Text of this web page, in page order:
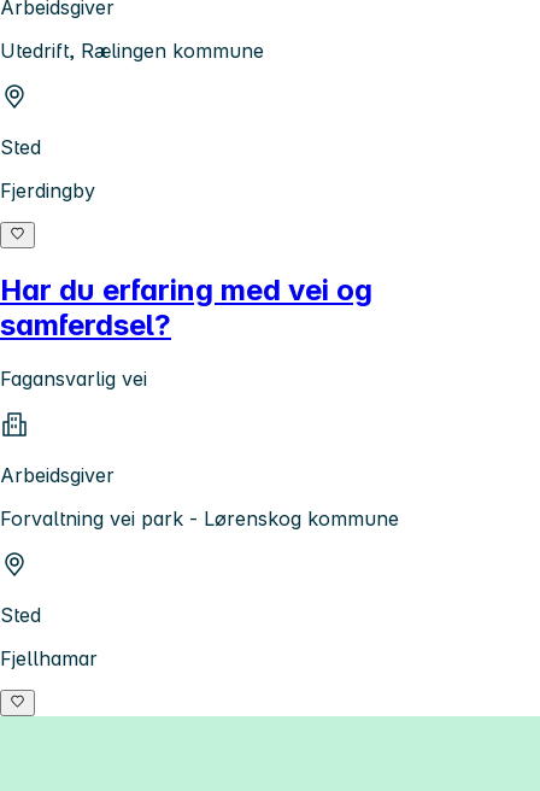
Arbeidsgiver
Utedrift, Rælingen kommune
Sted
Fjerdingby
Har du erfaring med vei og
samferdsel?
Fagansvarlig vei
Arbeidsgiver
Forvaltning vei park - Lørenskog kommune
Sted
Fjellhamar